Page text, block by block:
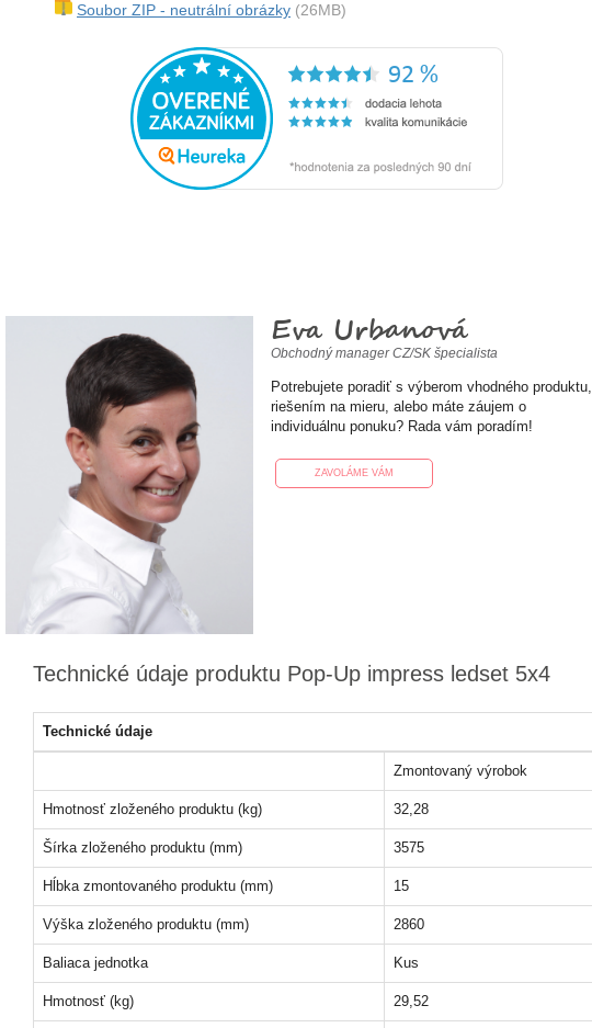
Soubor ZIP - neutrální obrázky (26MB)
Eva Urbanová
Obchodný manager CZ/SK špecialista
Potrebujete poradiť s výberom vhodného produktu,
riešením na mieru, alebo máte záujem o
individuálnu ponuku? Rada vám poradím!
ZAVOLÁME VÁM
Technické údaje produktu Pop-Up impress ledset 5x4
Technické údaje
Zmontovaný výrobok
Hmotnosť zloženého produktu (kg) 32,28
Šírka zloženého produktu (mm) 3575
Hĺbka zmontovaného produktu (mm) 15
Výška zloženého produktu (mm) 2860
Baliaca jednotka Kus
Hmotnosť (kg) 29,52